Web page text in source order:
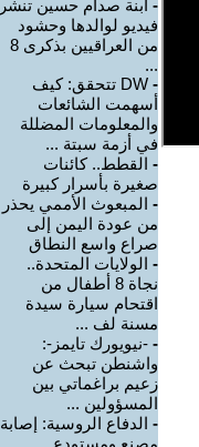
- ابنة صدام حسين تنشر
فيديو لوالدها وحشود
من العراقيين بذكرى 8
...
-
DW تتحقق: كيف
أسهمت الشائعات
والمعلومات المضللة
في أزمة سبتة ...
- القطط.. كائنات
صغيرة بأسرار كبيرة
- المبعوث الأممي يحذر
من عودة اليمن إلى
صراع واسع النطاق
- الولايات المتحدة..
نجاة 8 أطفال من
اقتحام سيارة سيدة
مسنة لف ...
- -نيويورك تايمز-:
واشنطن تبحث عن
زعيم براغماتي بين
المسؤولين ...
- الدفاع الروسية: إصابة
مصنع ومستودع